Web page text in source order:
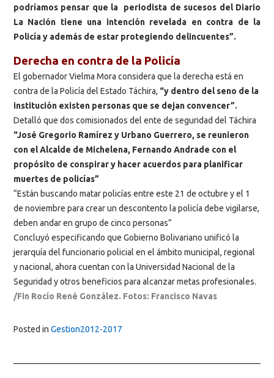
podríamos pensar que la periodista de sucesos del Diario
La Nación tiene una intención revelada en contra de la
Policía y además de estar protegiendo delincuentes”.
Derecha en contra de la Policía
El gobernador Vielma Mora considera que la derecha está en
contra de la Policía del Estado Táchira, “y dentro del seno de la
institución existen personas que se dejan convencer”.
Detalló que dos comisionados del ente de seguridad del Táchira
“José Gregorio Ramírez y Urbano Guerrero, se reunieron
con el Alcalde de Michelena, Fernando Andrade con el
propósito de conspirar y hacer acuerdos para planificar
muertes de policías”
“Están buscando matar policías entre este 21 de octubre y el 1
de noviembre para crear un descontento la policía debe vigilarse,
deben andar en grupo de cinco personas”
Concluyó especificando que Gobierno Bolivariano unificó la
jerarquía del funcionario policial en el ámbito municipal, regional
y nacional, ahora cuentan con la Universidad Nacional de la
Seguridad y otros beneficios para alcanzar metas profesionales.
/Fin Rocío René González. Fotos: Francisco Navas
Posted in Gestion2012-2017